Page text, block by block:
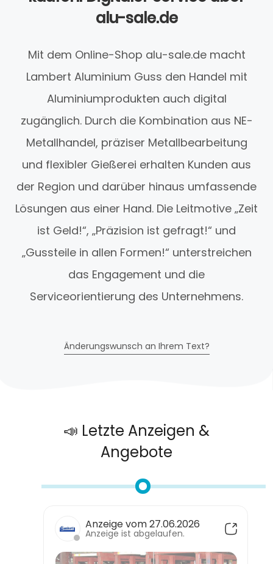
alu-sale.de
Mit dem Online-Shop alu-sale.de macht
Lambert Aluminium Guss den Handel mit
Aluminiumprodukten auch digital
zugänglich. Durch die Kombination aus NE-
Metallhandel, präziser Metallbearbeitung
und flexibler Gießerei erhalten Kunden aus
der Region und darüber hinaus umfassende
Lösungen aus einer Hand. Die Leitmotive „Zeit
ist Geld!“, „Präzision ist gefragt!“ und
„Gussteile in allen Formen!“ unterstreichen
das Engagement und die
Serviceorientierung des Unternehmens.
Änderungswunsch an Ihrem Text?